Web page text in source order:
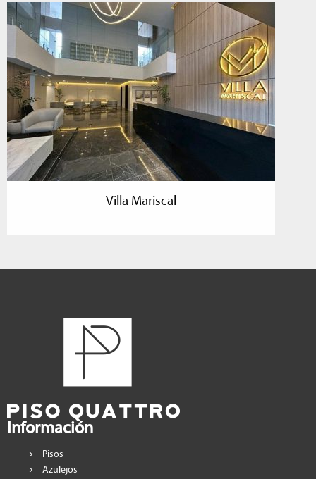
Villa Mariscal
Información
Pisos
Azulejos